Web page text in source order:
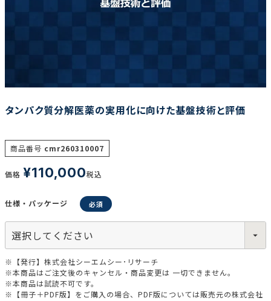
調査の種類で選ぶ
リセット
タンパク質分解医薬の実用化に向けた基盤技術と評価
商品番号 cmr260310007
価格 ¥110,000税込
仕様・パッケージ
※【発行】株式会社シーエムシー･リサーチ
※本商品はご注文後のキャンセル・商品変更は 一切できません。
※本商品は試読不可です。
※【冊子＋PDF版】をご購入の場合、PDF版については販売元の株式会社